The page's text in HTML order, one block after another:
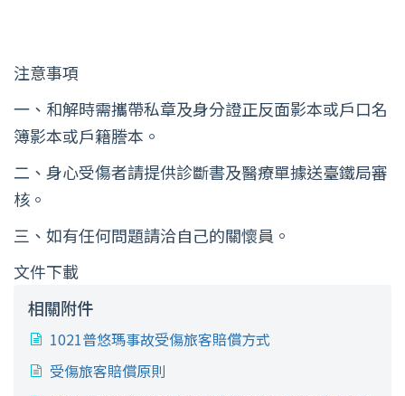
注意事項
一、和解時需攜帶私章及身分證正反面影本或戶口名
簿影本或戶籍謄本。
二、身心受傷者請提供診斷書及醫療單據送臺鐵局審
核。
三、如有任何問題請洽自己的關懷員。
文件下載
相關附件
1021普悠瑪事故受傷旅客賠償方式
受傷旅客賠償原則